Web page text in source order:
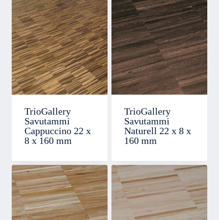
TrioGallery
Savutammi
Cappuccino 22 x
8 x 160 mm
TrioGallery
Savutammi
Naturell 22 x 8 x
160 mm